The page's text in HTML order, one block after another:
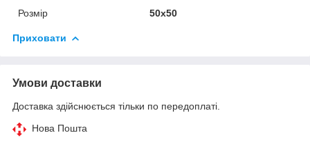
Розмір
50х50
Приховати
Умови доставки
Доставка здійснюється тільки по передоплаті.
Нова Пошта